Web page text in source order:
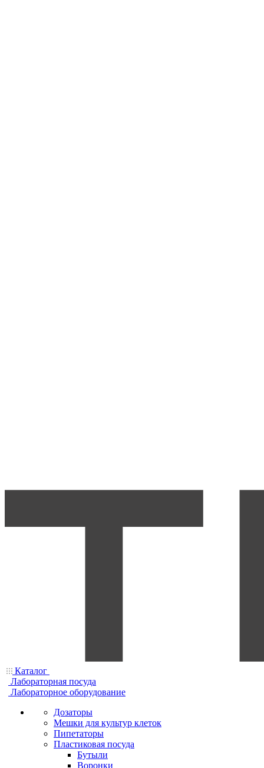
Каталог
Лабораторная посуда
Лабораторное оборудование
Дозаторы
Мешки для культур клеток
Пипетаторы
Пластиковая посуда
Бутыли
Воронки